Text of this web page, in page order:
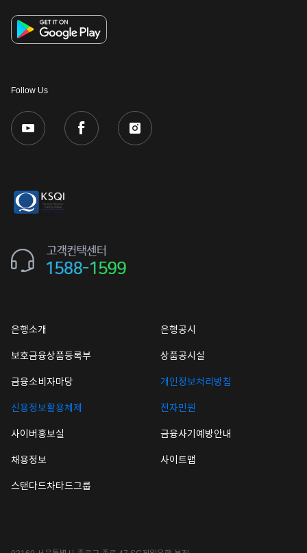
Follow Us
은행소개 은행공시
보호금융상품등록부 상품공시실
금융소비자마당 개인정보처리방침
신용정보활용체제 전자민원
사이버홍보실 금융사기예방안내
채용정보 사이트맵
스탠다드차타드그룹